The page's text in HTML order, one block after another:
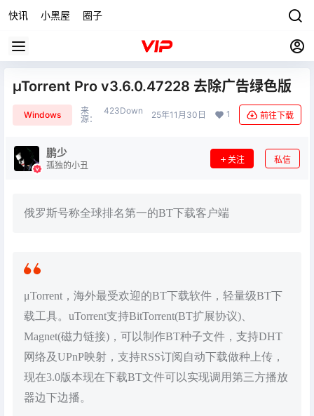
快讯 小黑屋 圈子
µTorrent Pro v3.6.0.47228 去除广告绿色版
Windows
来
源：
423Down 25年11月30日 1 前往下载
鹏少
孤独的小丑
关注 私信
俄罗斯号称全球排名第一的BT下载客户端
μTorrent，海外最受欢迎的BT下载软件，轻量级BT下
载工具。uTorrent支持BitTorrent(BT扩展协议)、
Magnet(磁力链接)，可以制作BT种子文件，支持DHT
网络及UPnP映射，支持RSS订阅自动下载做种上传，
现在3.0版本现在下载BT文件可以实现调用第三方播放
器边下边播。